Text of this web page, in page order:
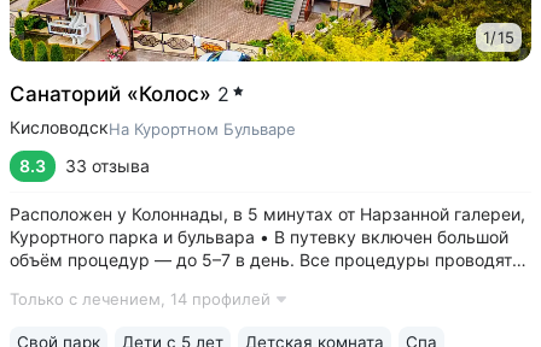
1/15
Санаторий «Колос» 2
КисловодскНа Курортном Бульваре
8.3 33 отзыва
Расположен у Колоннады, в 5 минутах от Нарзанной галереи,
Курортного парка и бульвара • В путевку включен большой
объём процедур — до 5–7 в день. Все процедуры проводятся
номера «Люкс» и «Апартаменты» • Камерный санаторий
Только с лечением, 14 профилей
Свой парк Дети с 5 лет Детская комната Спа